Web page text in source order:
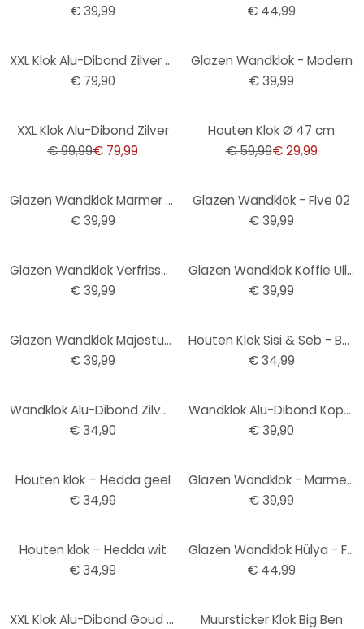
€ 39,99
€ 44,99
XXL Klok Alu-Dibond Zilver - Ø 70 cm
€ 79,90
Glazen Wandklok - Modern
€ 39,99
XXL Klok Alu-Dibond Zilver
€ 99,99€ 79,99
Houten Klok Ø 47 cm
€ 59,99€ 29,99
Glazen Wandklok Marmer Look
€ 39,99
Glazen Wandklok - Five 02
€ 39,99
Glazen Wandklok Verfrissend Fruit
€ 39,99
Glazen Wandklok Koffie Uiltje
€ 39,99
Glazen Wandklok Majestueus Hert
€ 39,99
Houten Klok Sisi & Seb - Baby Giraffe
€ 34,99
Wandklok Alu-Dibond Zilver effect Ø 28 cm
€ 34,90
Wandklok Alu-Dibond Koper effect Ø 28 cm
€ 39,90
Houten klok – Hedda geel
€ 34,99
Glazen Wandklok - Marmer Look 04
€ 39,99
Houten klok – Hedda wit
€ 34,99
Glazen Wandklok Hülya - Frida
€ 44,99
XXL Klok Alu-Dibond Goud - Ø 70 cm
Muursticker Klok Big Ben